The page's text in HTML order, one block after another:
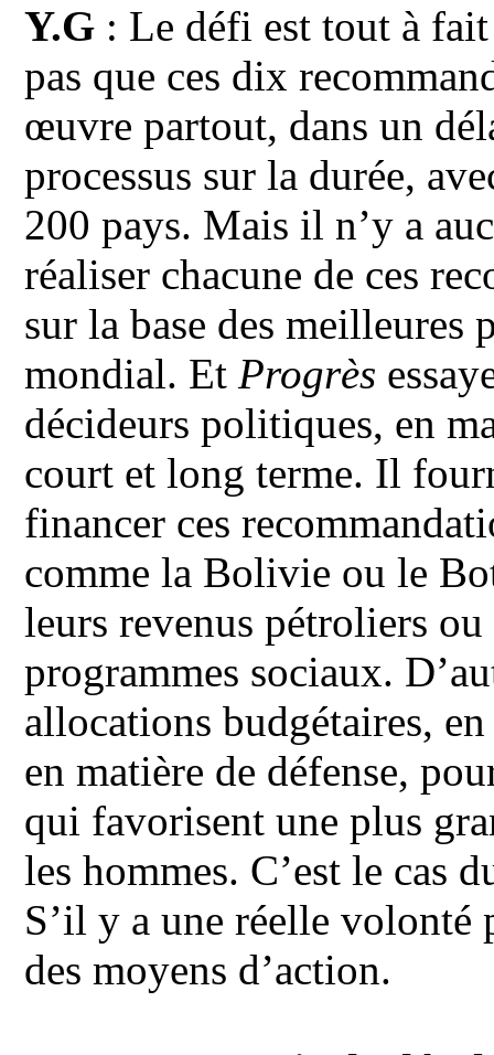
Y.G : Le défi est tout à
pas que ces dix
œuvre partout, dans un
processus sur la durée,
200 pays. Mais il n’y a
réaliser chacune de ces
sur la base des meilleures
mondial. EtProgrès
décideurs politiques, en
court et long terme. Il
financer ces
comme la Bolivie ou le
leurs revenus pétroliers
programmes sociaux.
allocations budgétaires,
en matière de défense,
qui favorisent une plus
les hommes. C’est le cas
S’il y a une réelle
des moyens d’action.